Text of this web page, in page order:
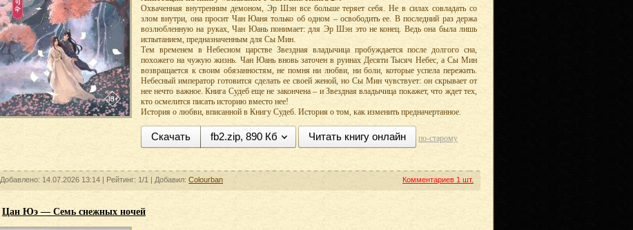
Охваченная внутренним демоном, Эр Шэн все больше теряет себя. Не в силах совладать со
злом внутри, она просит Чан Юаня только об одном – освободить ее. В последний раз держа
возлюбленную на руках, Чан Юань понимает: для Эр Шэн это не конец. Ведь она была лишь
испытанием, предназначенным для Сы Мин.
Тем временем в Небесном царстве Звездная владычица пробуждается после долгого сна,
похожего на чужую жизнь. Чан Юань вновь заточен в руинах Десяти Тысяч Небес, а Сы Мин
возвращается к своим обязанностям, не помня ни любви, ни боли, которые успела пережить.
Небесный император готовится сделать ее своей женой, но Сы Мин чувствует: он скрывает от
нее нечто важное. Книга Судеб еще не закончена – и Звездная владычица покажет, что ждет тех,
кто осмелится писать историю вместо нее!
История о любви, вписанной в Книгу Судеб. История о том, как изменить предначертанное.
Скачать fb2.zip, 890 Кб Читать книгу онлайн по-старому
Добавлено: 14.07.2026 13:14 | Рейтинг: 1/1 | Добавил: Colourban Комментариев 1 шт.
Цан Юэ — Семь снежных ночей